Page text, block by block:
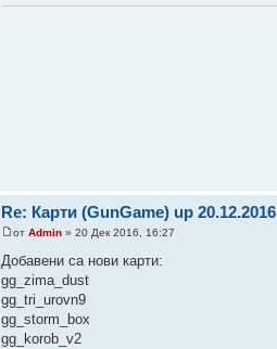
Re: Карти (GunGame) up 20.12.2016
отAdmin » 20 Дек 2016, 16:27
Добавени са нови карти:
gg_zima_dust
gg_tri_urovn9
gg_storm_box
gg_korob_v2